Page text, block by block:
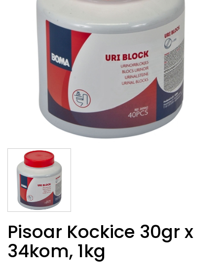
Pisoar Kockice 30gr x
34kom, 1kg